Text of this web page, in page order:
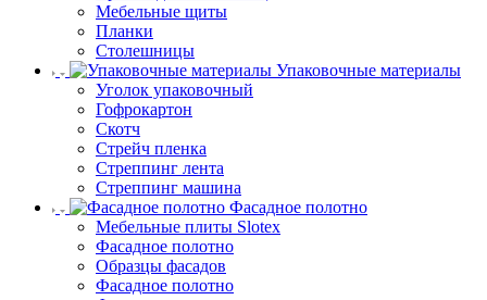
Мебельные щиты
Планки
Столешницы
Упаковочные материалы
Уголок упаковочный
Гофрокартон
Скотч
Стрейч пленка
Стреппинг лента
Стреппинг машина
Фасадное полотно
Мебельные плиты Slotex
Фасадное полотно
Образцы фасадов
Фасадное полотно